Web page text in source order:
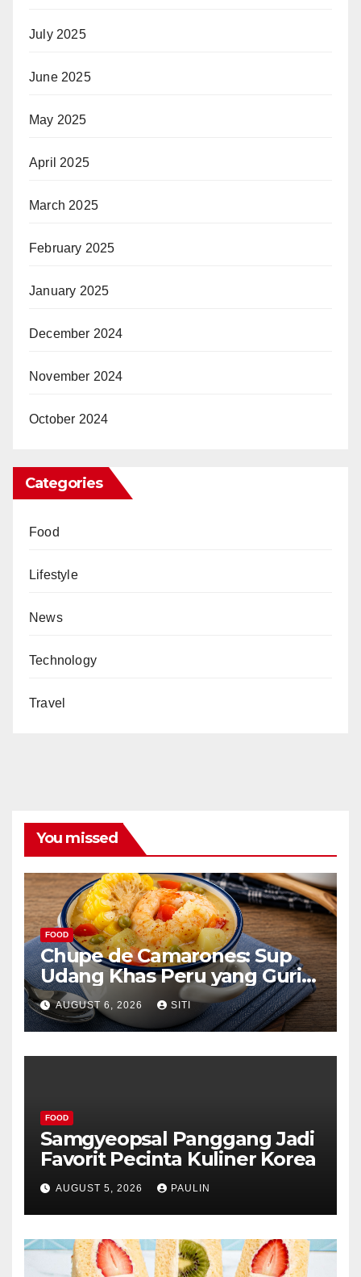
July 2025
June 2025
May 2025
April 2025
March 2025
February 2025
January 2025
December 2024
November 2024
October 2024
Categories
Food
Lifestyle
News
Technology
Travel
You missed
FOOD
Chupe de Camarones: Sup
Udang Khas Peru yang Gurih
Lezat
AUGUST 6, 2026 SITI
FOOD
Samgyeopsal Panggang Jadi
Favorit Pecinta Kuliner Korea
AUGUST 5, 2026 PAULIN